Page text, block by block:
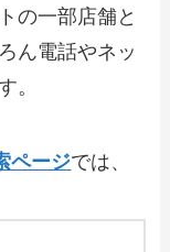
ととまる）のテ
）メニュー一
ャンペーン情報
ンカレーのテイ
メニュー一覧！
の一部店舗と
ん電話やネッ
。
ページでは、